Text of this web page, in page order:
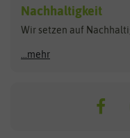
Heizmatte & Heizkabel
Kokos-Quelltabletten
Zimmergewächshaus
Carl Pabst
Florissa
Flortis
Franchi Sementi
Nachhaltigkeit
Wir setzen auf
...mehr